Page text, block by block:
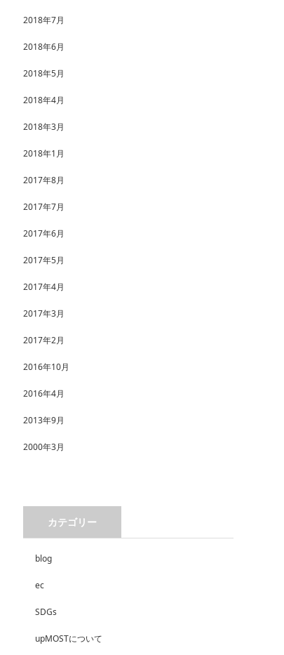
2018年7月
2018年6月
2018年5月
2018年4月
2018年3月
2018年1月
2017年8月
2017年7月
2017年6月
2017年5月
2017年4月
2017年3月
2017年2月
2016年10月
2016年4月
2013年9月
2000年3月
カテゴリー
blog
ec
SDGs
upMOSTについて